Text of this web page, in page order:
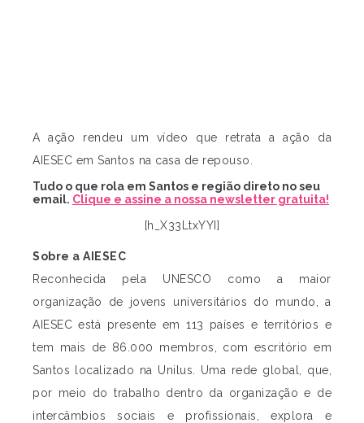
A ação rendeu um vídeo que retrata a ação da
AIESEC em Santos na casa de repouso.
Tudo o que rola em Santos e região direto no seu
email. Clique e assine a nossa newsletter gratuita!
[h_X33LtxYYI]
Sobre a AIESEC
Reconhecida pela UNESCO como a maior
organização de jovens universitários do mundo, a
AIESEC está presente em 113 países e territórios e
tem mais de 86.000 membros, com escritório em
Santos localizado na Unilus. Uma rede global, que,
por meio do trabalho dentro da organização e de
intercâmbios sociais e profissionais, explora e